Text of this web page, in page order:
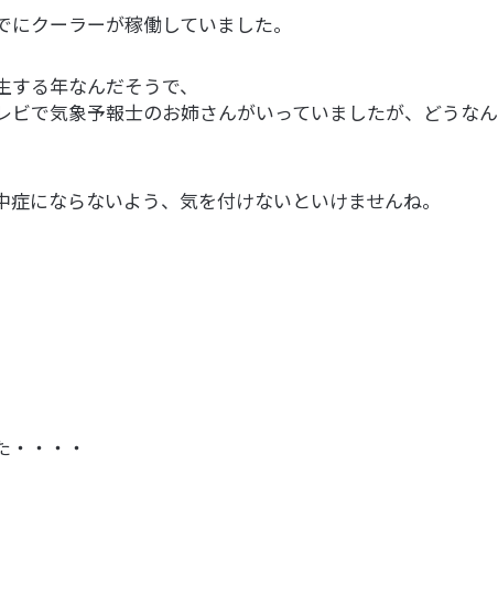
クーラーが稼働していました。
る年なんだそうで、
で気象予報士のお姉さんがいっていましたが、どうなん
にならないよう、気を付けないといけませんね。
・・・・